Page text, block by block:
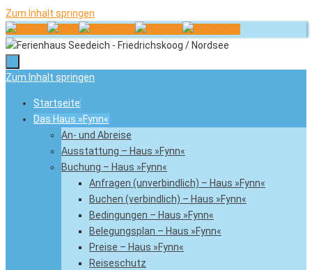
Zum Inhalt springen
Zum Inhalt springen
Startseite
Das Haus »Fynn«
An- und Abreise
Ausstattung – Haus »Fynn«
Buchung – Haus »Fynn«
Anfragen (unverbindlich) – Haus »Fynn«
Buchen (verbindlich) – Haus »Fynn«
Bedingungen – Haus »Fynn«
Belegungsplan – Haus »Fynn«
Preise – Haus »Fynn«
Reiseschutz